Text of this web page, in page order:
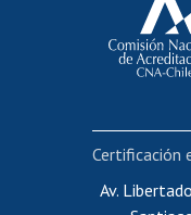
Av.
Certificación